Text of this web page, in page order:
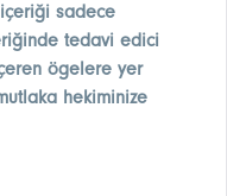
içeriği sadece
tedavi edici
ögelere yer
hekiminize